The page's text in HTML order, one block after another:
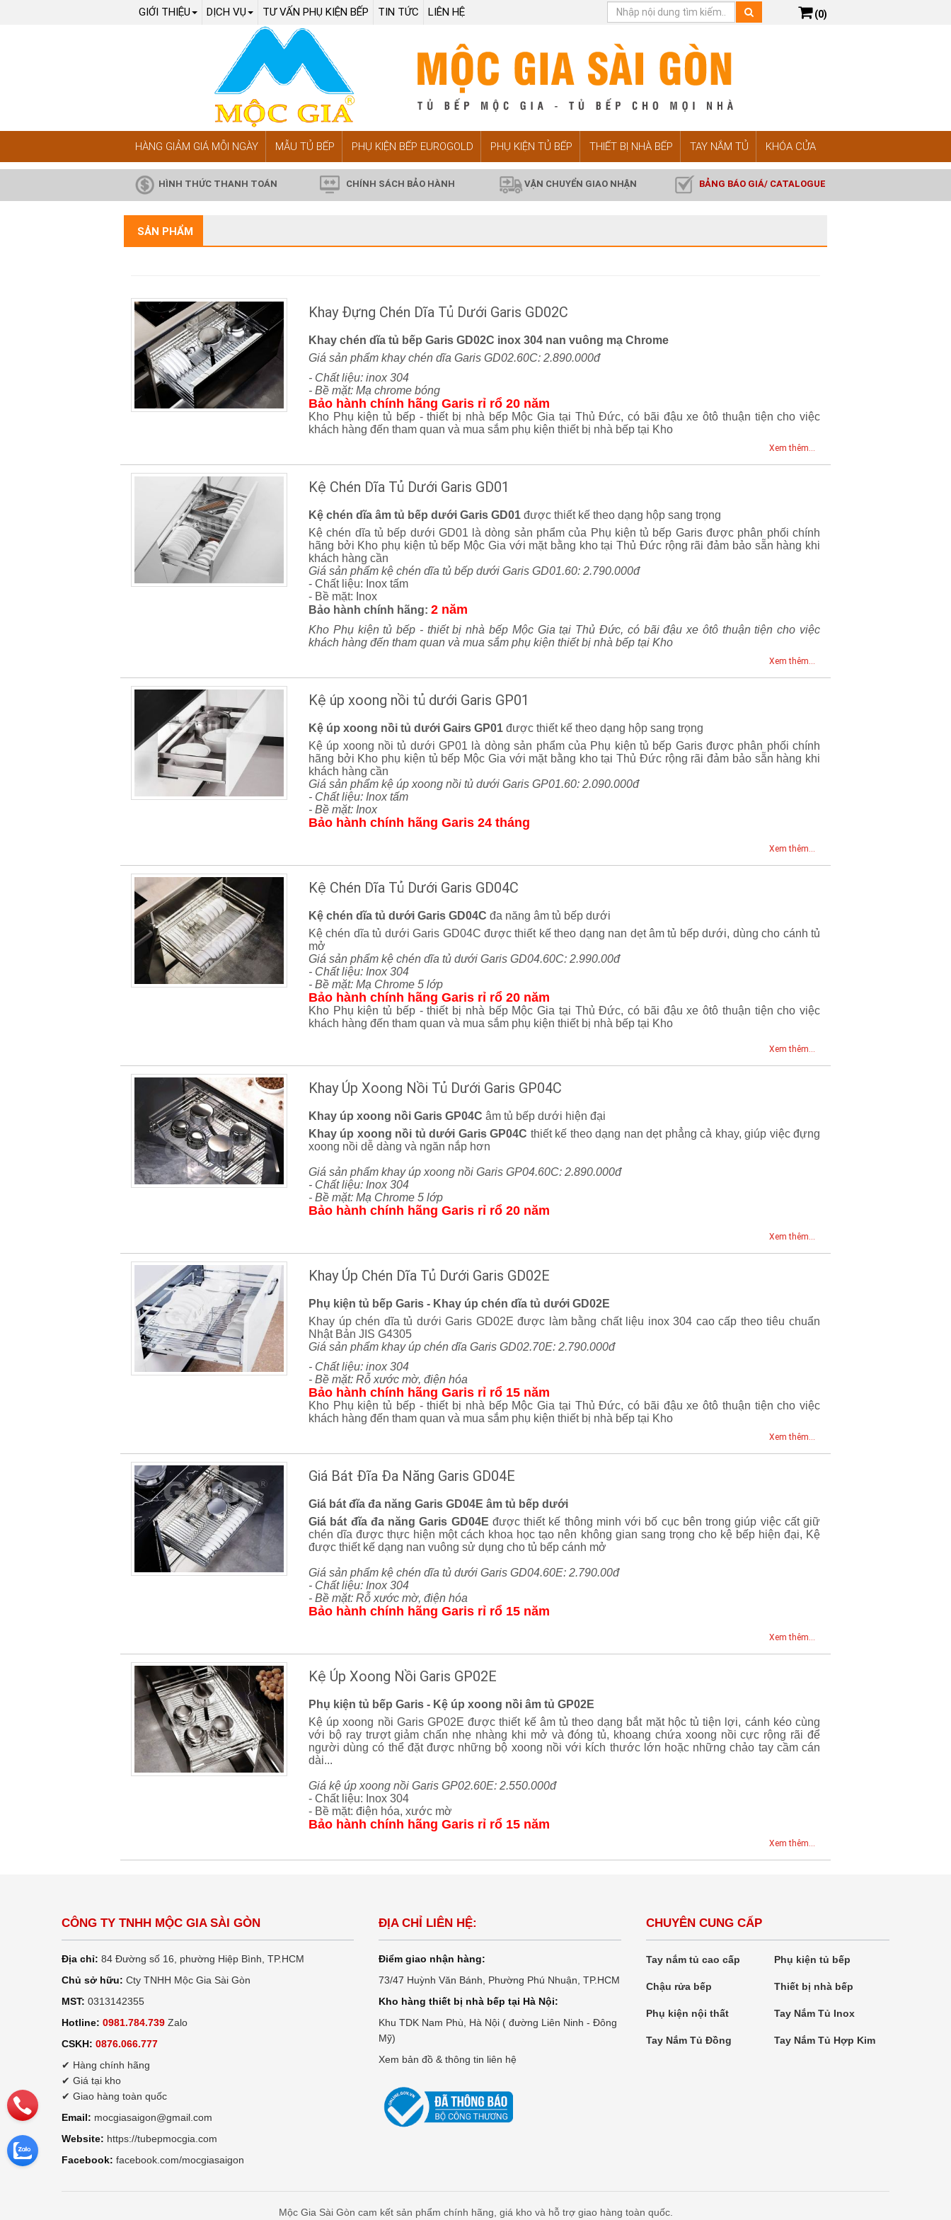
GIỚI THIỆU DỊCH VỤ TƯ VẤN PHỤ KIỆN BẾP TIN TỨC LIÊN HỆ (0)
HÀNG GIẢM GIÁ MỖI NGÀY MẪU TỦ BẾP PHỤ KIỆN BẾP EUROGOLD PHỤ KIỆN TỦ BẾP THIẾT BỊ NHÀ BẾP TAY NẮM TỦ KHÓA CỬA
HÌNH THỨC THANH TOÁN CHÍNH SÁCH BẢO HÀNH VẬN CHUYỂN GIAO NHẬN BẢNG BÁO GIÁ/ CATALOGUE
SẢN PHẨM
Khay Đựng Chén Dĩa Tủ Dưới Garis GD02C
Khay chén dĩa tủ bếp Garis GD02C inox 304 nan vuông mạ Chrome
Giá sản phẩm khay chén dĩa Garis GD02.60C: 2.890.000đ
- Chất liệu: inox 304
- Bề mặt: Mạ chrome bóng
Bảo hành chính hãng Garis rỉ rổ 20 năm
Kho Phụ kiện tủ bếp - thiết bị nhà bếp Mộc Gia tại Thủ Đức, có bãi đậu xe ôtô thuận tiện cho việc
khách hàng đến tham quan và mua sắm phụ kiện thiết bị nhà bếp tại Kho
Xem thêm...
Kệ Chén Dĩa Tủ Dưới Garis GD01
Kệ chén dĩa âm tủ bếp dưới Garis GD01 được thiết kế theo dạng hộp sang trọng
Kệ chén dĩa tủ bếp dưới GD01 là dòng sản phẩm của Phụ kiện tủ bếp Garis được phân phối chính
hãng bởi Kho phụ kiện tủ bếp Mộc Gia với mặt bằng kho tại Thủ Đức rộng rãi đảm bảo sẵn hàng khi
khách hàng cần
Giá sản phẩm kệ chén dĩa tủ bếp dưới Garis GD01.60: 2.790.000đ
- Chất liệu: Inox tấm
- Bề mặt: Inox
Bảo hành chính hãng: 2 năm
Kho Phụ kiện tủ bếp - thiết bị nhà bếp Mộc Gia tại Thủ Đức, có bãi đậu xe ôtô thuận tiện cho việc
khách hàng đến tham quan và mua sắm phụ kiện thiết bị nhà bếp tại Kho
Xem thêm...
Kệ úp xoong nồi tủ dưới Garis GP01
Kệ úp xoong nồi tủ dưới Gairs GP01 được thiết kế theo dạng hộp sang trọng
Kệ úp xoong nồi tủ dưới GP01 là dòng sản phẩm của Phụ kiện tủ bếp Garis được phân phối chính
hãng bởi Kho phụ kiện tủ bếp Mộc Gia với mặt bằng kho tại Thủ Đức rộng rãi đảm bảo sẵn hàng khi
khách hàng cần
Giá sản phẩm kệ úp xoong nồi tủ dưới Garis GP01.60: 2.090.000đ
- Chất liệu: Inox tấm
- Bề mặt: Inox
Bảo hành chính hãng Garis 24 tháng
Xem thêm...
Kệ Chén Dĩa Tủ Dưới Garis GD04C
Kệ chén dĩa tủ dưới Garis GD04C đa năng âm tủ bếp dưới
Kệ chén dĩa tủ dưới Garis GD04C được thiết kế theo dạng nan dẹt âm tủ bếp dưới, dùng cho cánh tủ
mở
Giá sản phẩm kệ chén dĩa tủ dưới Garis GD04.60C: 2.990.00đ
- Chất liệu: Inox 304
- Bề mặt: Mạ Chrome 5 lớp
Bảo hành chính hãng Garis rỉ rổ 20 năm
Kho Phụ kiện tủ bếp - thiết bị nhà bếp Mộc Gia tại Thủ Đức, có bãi đậu xe ôtô thuận tiện cho việc
khách hàng đến tham quan và mua sắm phụ kiện thiết bị nhà bếp tại Kho
Xem thêm...
Khay Úp Xoong Nồi Tủ Dưới Garis GP04C
Khay úp xoong nồi Garis GP04C âm tủ bếp dưới hiện đại
Khay úp xoong nồi tủ dưới Garis GP04C thiết kế theo dạng nan dẹt phẳng cả khay, giúp việc đựng
xoong nồi dễ dàng và ngăn nắp hơn
Giá sản phẩm khay úp xoong nồi Garis GP04.60C: 2.890.000đ
- Chất liệu: Inox 304
- Bề mặt: Mạ Chrome 5 lớp
Bảo hành chính hãng Garis rỉ rổ 20 năm
Xem thêm...
Khay Úp Chén Dĩa Tủ Dưới Garis GD02E
Phụ kiện tủ bếp Garis - Khay úp chén dĩa tủ dưới GD02E
Khay úp chén dĩa tủ dưới Garis GD02E được làm bằng chất liệu inox 304 cao cấp theo tiêu chuẩn
Nhật Bản JIS G4305
Giá sản phẩm khay úp chén dĩa Garis GD02.70E: 2.790.000đ
- Chất liệu: inox 304
- Bề mặt: Rỗ xước mờ, điện hóa
Bảo hành chính hãng Garis rỉ rổ 15 năm
Kho Phụ kiện tủ bếp - thiết bị nhà bếp Mộc Gia tại Thủ Đức, có bãi đậu xe ôtô thuận tiện cho việc
khách hàng đến tham quan và mua sắm phụ kiện thiết bị nhà bếp tại Kho
Xem thêm...
Giá Bát Đĩa Đa Năng Garis GD04E
Giá bát đĩa đa năng Garis GD04E âm tủ bếp dưới
Giá bát đĩa đa năng Garis GD04E được thiết kế thông minh với bố cục bên trong giúp việc cất giữ
chén dĩa được thực hiện một cách khoa học tạo nên không gian sang trọng cho kệ bếp hiện đại, Kệ
được thiết kế dạng nan vuông sử dụng cho tủ bếp cánh mở
Giá sản phẩm kệ chén dĩa tủ dưới Garis GD04.60E: 2.790.00đ
- Chất liệu: Inox 304
- Bề mặt: Rỗ xước mờ, điện hóa
Bảo hành chính hãng Garis rỉ rổ 15 năm
Xem thêm...
Kệ Úp Xoong Nồi Garis GP02E
Phụ kiện tủ bếp Garis - Kệ úp xoong nồi âm tủ GP02E
Kệ úp xoong nồi Garis GP02E được thiết kế âm tủ theo dạng bắt mặt hộc tủ tiện lợi, cánh kéo cùng
với bộ ray trượt giảm chấn nhẹ nhàng khi mở và đóng tủ, khoang chứa xoong nồi cực rộng rãi để
người dùng có thể đặt được những bộ xoong nồi với kích thước lớn hoặc những chảo tay cầm cán
dài...
Giá kệ úp xoong nồi Garis GP02.60E: 2.550.000đ
- Chất liệu: Inox 304
- Bề mặt: điện hóa, xước mờ
Bảo hành chính hãng Garis rỉ rổ 15 năm
Xem thêm...
CÔNG TY TNHH MỘC GIA SÀI GÒN
Địa chỉ: 84 Đường số 16, phường Hiệp Bình, TP.HCM
Chủ sở hữu: Cty TNHH Mộc Gia Sài Gòn
MST: 0313142355
Hotline: 0981.784.739 Zalo
CSKH: 0876.066.777
✔ Hàng chính hãng
✔ Giá tại kho
✔ Giao hàng toàn quốc
Email: mocgiasaigon@gmail.com
Website: https://tubepmocgia.com
Facebook: facebook.com/mocgiasaigon
ĐỊA CHỈ LIÊN HỆ:
Điểm giao nhận hàng:
73/47 Huỳnh Văn Bánh, Phường Phú Nhuận, TP.HCM
Kho hàng thiết bị nhà bếp tại Hà Nội:
Khu TDK Nam Phù, Hà Nội ( đường Liên Ninh - Đông
Mỹ)
Xem bản đồ & thông tin liên hệ
CHUYÊN CUNG CẤP
Tay nắm tủ cao cấp Phụ kiện tủ bếp
Chậu rửa bếp Thiết bị nhà bếp
Phụ kiện nội thất Tay Nắm Tủ Inox
Tay Nắm Tủ Đồng Tay Nắm Tủ Hợp Kim
Mộc Gia Sài Gòn cam kết sản phẩm chính hãng, giá kho và hỗ trợ giao hàng toàn quốc.